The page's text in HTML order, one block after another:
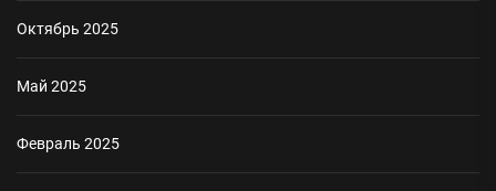
Октябрь 2025
Май 2025
Февраль 2025